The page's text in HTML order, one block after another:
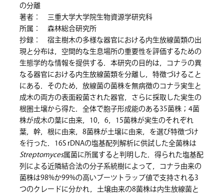
の分離
著者： 三重大学大学院生物資源学研究科
所属： 森林総合研究所
抄録： 宿主樹木の多様な器官における内生放線菌類の出
現と分布は，空間的な生息場所の重要性を評価するための
生態学的な情報を提供する．本研究の目的は，コナラの異
なる器官における内生放線菌類を分離し，特徴づけること
にある．そのため，放線菌の菌株を無病徴のコナラ実生と
成木の両方の表面殺菌された器官，さらに採取した実生の
根圏土壌から得た．全体で胞子形成能のある35菌株；4菌
株が成木の葉に由来，10，6，15菌株が実生のそれぞれ
葉，幹，根に由来，8菌株が土壌に由来，を選び特徴づけ
を行った．16S rDNAの塩基配列解析に供試した全菌株は
Streptomyces属菌に所属すると判明した．得られた塩基配
列による近隣結合法の分子系統樹によって，コナラ由来の
菌株は98%か99%の高いブーツトラップ値で支持される3
つのクレードに分かれ，土壌由来の8菌株は内生放線菌と